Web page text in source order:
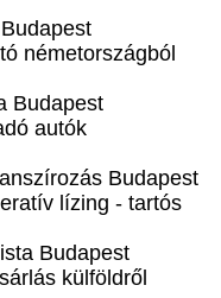
németországból
Budapest
autók
Budapest
lízing - tartós
Budapest
külföldről